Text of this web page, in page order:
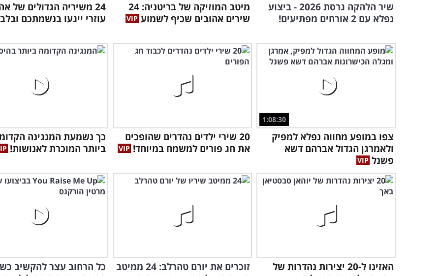
שיר הלהקה גרסת 2026 - ביצוע
נפלא עם 2 אורחים מפתיעים!
מיטב המוזיקה של בריטניה: 24
שירים אהובים שכיף לשמוע
24 משיריה הגדולים של
עוזרי ייגעו בנשמתכם
1:08:30
צפו במופע מחווה נפלא למפיק
ולאמרגן הגדול אברהם דשא
פשנל
20 שירי ילדים נהדרים שהופכים
את חג פורים למשמח במיוחד!
כך נשמעת המנגינה
ביותר המוכרת לאנושות!
האזינו ל-20 יצירות נהדרות של
זוכרים את יורם טהרלב: 24 ממיטב
כל הרחוב עצר להקשיב